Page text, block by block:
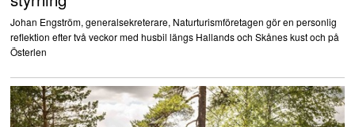
Johan Engström, generalsekreterare, Naturturismföretagen gör en personlig
reflektion efter två veckor med husbil längs Hallands och Skånes kust och på
Österlen